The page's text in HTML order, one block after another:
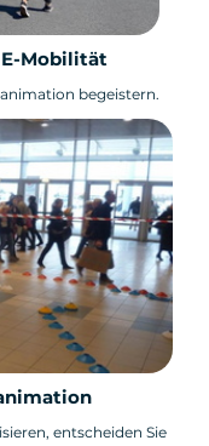
E-Mobilität
begeistern.
entscheiden Sie